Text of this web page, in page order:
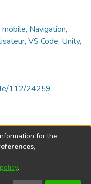
Navigation,
VS Code, Unity,
112/24259
2026
for the
.